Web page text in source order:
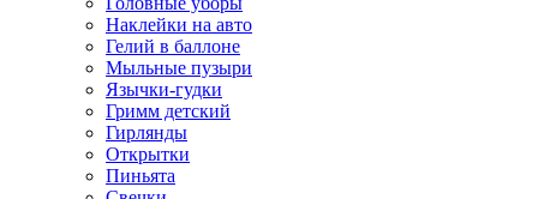
Наклейки на авто
Гелий в баллоне
Мыльные пузыри
Язычки-гудки
Гримм детский
Гирлянды
Открытки
Пиньята